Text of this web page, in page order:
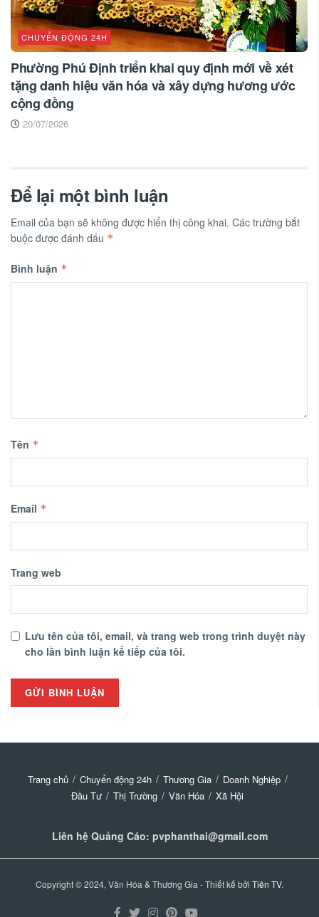
CHUYỂN ĐỘNG 24H
Phường Phú Định triển khai quy định mới về xét
tặng danh hiệu văn hóa và xây dựng hương ước
cộng đồng
20/07/2026
Để lại một bình luận
Email của bạn sẽ không được hiển thị công khai. Các trường bắt
buộc được đánh dấu *
Bình luận *
Tên *
Email *
Trang web
Lưu tên của tôi, email, và trang web trong trình duyệt này
cho lần bình luận kế tiếp của tôi.
Trang chủ Chuyển động 24h Thương Gia
Doanh Nghiệp
Đầu Tư
Thị Trường Văn Hóa Xã Hội
Liên hệ Quảng Cáo: pvphanthai@gmail.com
Copyright © 2024, Văn Hóa & Thương Gia - Thiết kế bởi Tiên TV.